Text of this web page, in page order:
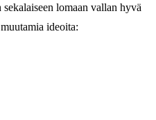
lomaan vallan hyvä
ideoita: